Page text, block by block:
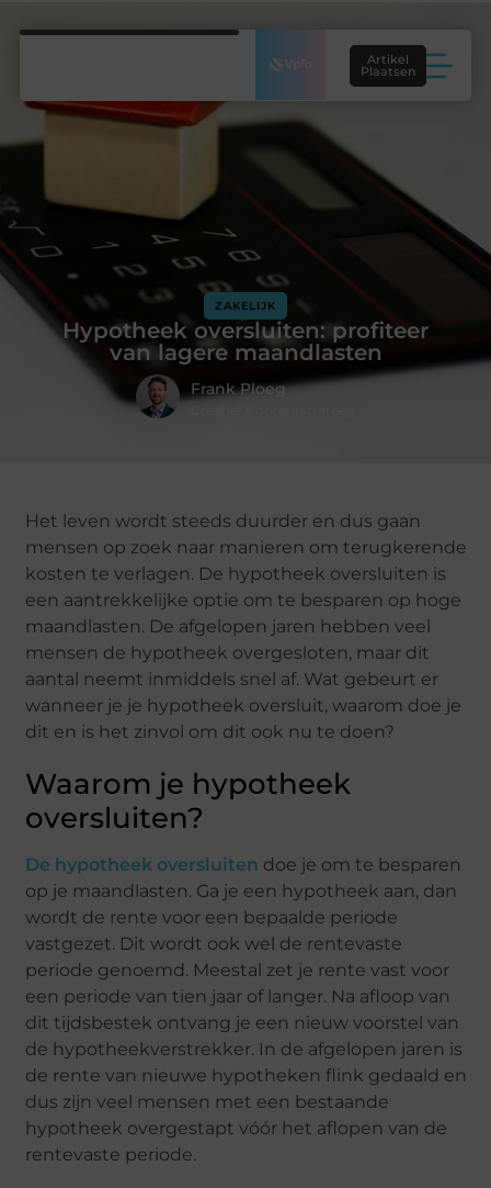
Artikel
Plaatsen
ZAKELIJK
Hypotheek oversluiten: profiteer
van lagere maandlasten
Frank Ploeg
Het leven wordt steeds duurder en dus gaan
mensen op zoek naar manieren om terugkerende
kosten te verlagen. De hypotheek oversluiten is
een aantrekkelijke optie om te besparen op hoge
maandlasten. De afgelopen jaren hebben veel
mensen de hypotheek overgesloten, maar dit
aantal neemt inmiddels snel af. Wat gebeurt er
wanneer je je hypotheek oversluit, waarom doe je
dit en is het zinvol om dit ook nu te doen?
Waarom je hypotheek
oversluiten?
De hypotheek oversluiten doe je om te besparen
op je maandlasten. Ga je een hypotheek aan, dan
wordt de rente voor een bepaalde periode
vastgezet. Dit wordt ook wel de rentevaste
periode genoemd. Meestal zet je rente vast voor
een periode van tien jaar of langer. Na afloop van
dit tijdsbestek ontvang je een nieuw voorstel van
de hypotheekverstrekker. In de afgelopen jaren is
de rente van nieuwe hypotheken flink gedaald en
dus zijn veel mensen met een bestaande
hypotheek overgestapt vóór het aflopen van de
rentevaste periode.